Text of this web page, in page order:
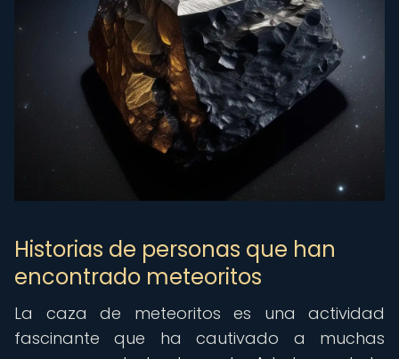
Historias de personas que han
encontrado meteoritos
La caza de meteoritos es una actividad
fascinante que ha cautivado a muchas